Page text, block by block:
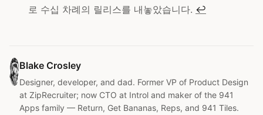
로 수십 차례의 릴리스를 내놓았습니다. ↩
Blake Crosley
Designer, developer, and dad. Former VP of Product Design
at ZipRecruiter; now CTO at Introl and maker of the 941
Apps family — Return, Get Bananas, Reps, and 941 Tiles.